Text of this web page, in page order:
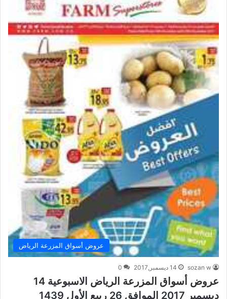
عروض أسواق المزرعة الرياض
sozan w 14 ديسمبر,2017 0
عروض أسواق المزرعة الرياض الاسبوعية 14
ديسمبر 2017 الموافق 26 ربيع الأول 1439